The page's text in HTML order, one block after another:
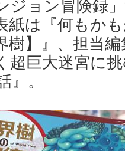
ジョン冒険録
紙は『何もか
樹】』、担当
超巨大迷宮に
』。